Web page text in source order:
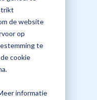
de website
op
te
cookie
informatie